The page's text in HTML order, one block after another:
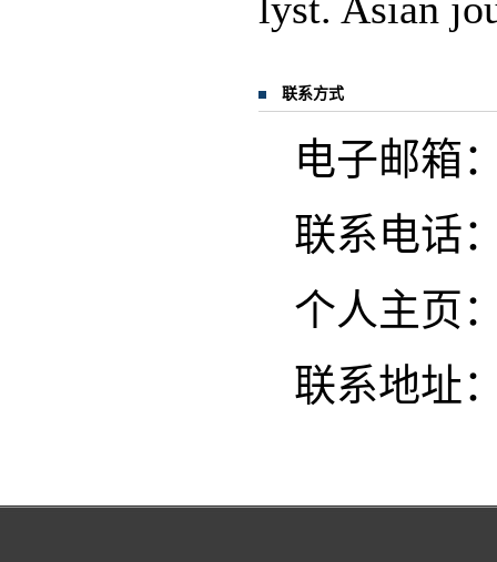
联系方式
电子邮箱
联系电话
个人主页
联系地址